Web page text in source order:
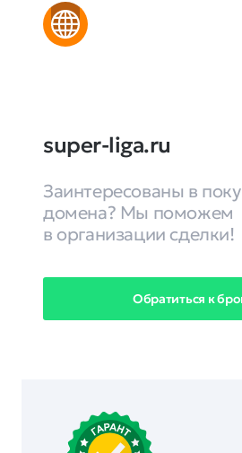
super-liga.ru
Заинтересованы в
домена? Мы поможем
в организации сделки!
Обратиться к